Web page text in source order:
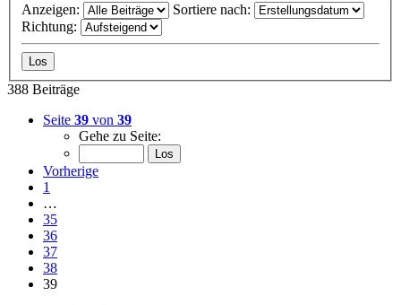
Anzeigen:
Sortiere nach:
Richtung:
388 Beiträge
Seite 39 von 39
Gehe zu Seite:
Vorherige
1
…
35
36
37
38
39